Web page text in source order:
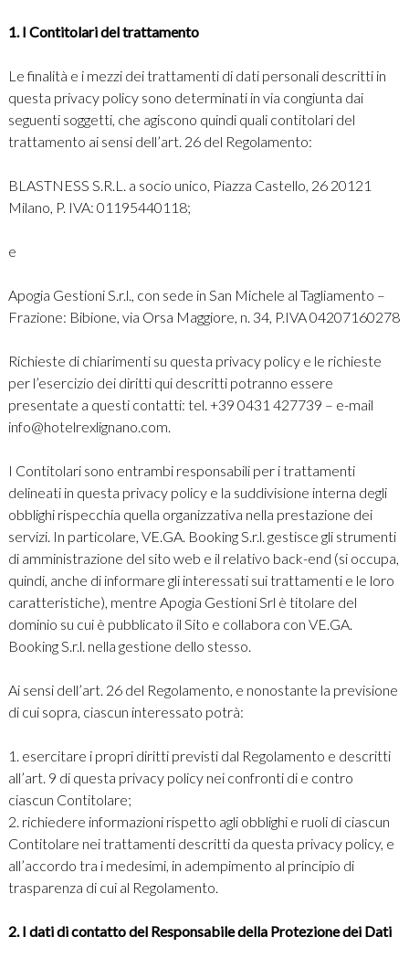
1. I Contitolari del trattamento
Le finalità e i mezzi dei trattamenti di dati personali descritti in
questa privacy policy sono determinati in via congiunta dai
seguenti soggetti, che agiscono quindi quali contitolari del
trattamento ai sensi dell’art. 26 del Regolamento:
BLASTNESS S.R.L. a socio unico, Piazza Castello, 26 20121
Milano, P. IVA: 01195440118;
e
Apogia Gestioni S.r.l., con sede in San Michele al Tagliamento –
Frazione: Bibione, via Orsa Maggiore, n. 34, P.IVA 04207160278
Richieste di chiarimenti su questa privacy policy e le richieste
per l’esercizio dei diritti qui descritti potranno essere
presentate a questi contatti: tel. +39 0431 427739 – e-mail
info@hotelrexlignano.com.
I Contitolari sono entrambi responsabili per i trattamenti
delineati in questa privacy policy e la suddivisione interna degli
obblighi rispecchia quella organizzativa nella prestazione dei
servizi. In particolare, VE.GA. Booking S.r.l. gestisce gli strumenti
di amministrazione del sito web e il relativo back-end (si occupa,
quindi, anche di informare gli interessati sui trattamenti e le loro
caratteristiche), mentre Apogia Gestioni Srl è titolare del
dominio su cui è pubblicato il Sito e collabora con VE.GA.
Booking S.r.l. nella gestione dello stesso.
Ai sensi dell’art. 26 del Regolamento, e nonostante la previsione
di cui sopra, ciascun interessato potrà:
1. esercitare i propri diritti previsti dal Regolamento e descritti
all’art. 9 di questa privacy policy nei confronti di e contro
ciascun Contitolare;
2. richiedere informazioni rispetto agli obblighi e ruoli di ciascun
Contitolare nei trattamenti descritti da questa privacy policy, e
all’accordo tra i medesimi, in adempimento al principio di
trasparenza di cui al Regolamento.
2. I dati di contatto del Responsabile della Protezione dei Dati